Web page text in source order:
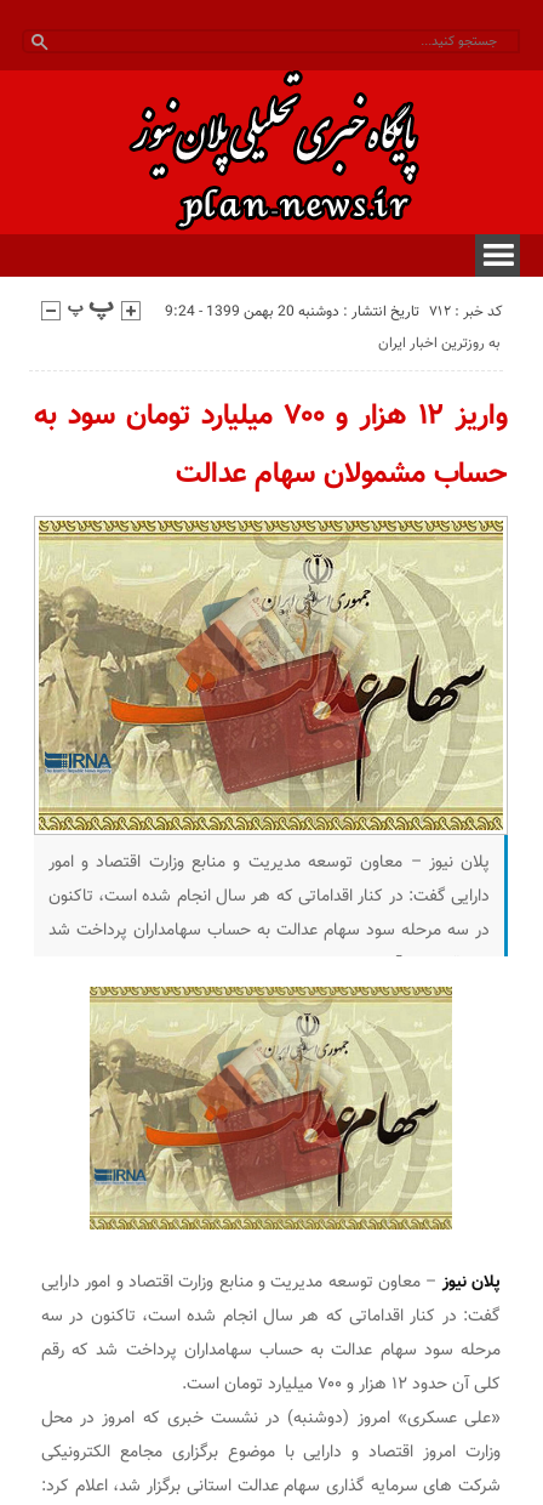
کد خبر : 712
تاریخ انتشار : دوشنبه 20 بهمن 1399 - 9:24
به روزترین اخبار ایران
واریز ۱۲ هزار و ۷۰۰ میلیارد تومان سود به
حساب مشمولان سهام عدالت
پلان نیوز – معاون توسعه مدیریت و منابع وزارت اقتصاد و امور
دارایی گفت: در کنار اقداماتی که هر سال انجام شده است، تاکنون
در سه مرحله سود سهام عدالت به حساب سهامداران پرداخت شد
عسکری» امروز (دوشنبه) در نشست خبری که
پلان نیوز– معاون توسعه مدیریت و منابع وزارت اقتصاد و امور دارایی
گفت: در کنار اقداماتی که هر سال انجام شده است، تاکنون در سه
مرحله سود سهام عدالت به حساب سهامداران پرداخت شد که رقم
کلی آن حدود ۱۲ هزار و ۷۰۰ میلیارد تومان است.
«علی عسکری» امروز (دوشنبه) در نشست خبری که امروز در محل
وزارت امروز اقتصاد و دارایی با موضوع برگزاری مجامع الکترونیکی
شرکت های سرمایه گذاری سهام عدالت استانی برگزار شد، اعلام کرد: